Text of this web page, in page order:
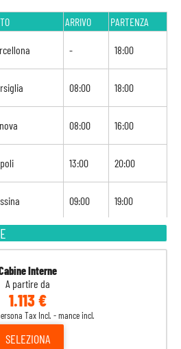
Interne
A partire da
1.113 €
Tax Incl. - mance incl.
SELEZIONA
ARRIVO PARTENZA
- 18:00
08:00 18:00
08:00 16:00
13:00 20:00
09:00 19:00
08:00 17:00